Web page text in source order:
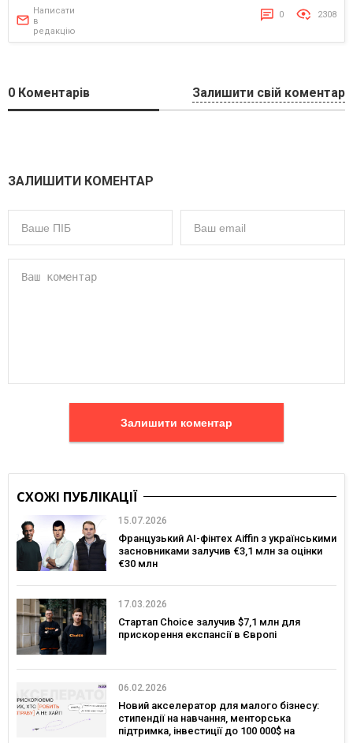
Написати
в
редакцію
0 2308
0 Коментарів Залишити свій коментар
ЗАЛИШИТИ КОМЕНТАР
Залишити коментар
СХОЖІ ПУБЛІКАЦІЇ
15.07.2026
Французький AI-фінтех Aiffin з українськими
засновниками залучив €3,1 млн за оцінки
€30 млн
17.03.2026
Стартап Choice залучив $7,1 млн для
прискорення експансії в Європі
06.02.2026
Новий акселератор для малого бізнесу:
стипендії на навчання, менторська
підтримка, інвестиції до 100 000$ на